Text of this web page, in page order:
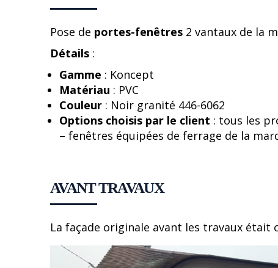
Pose de portes-fenêtres 2 vantaux de la
Détails :
Gamme : Koncept
Matériau : PVC
Couleur : Noir granité 446-6062
Options choisis par le client : tous les
– fenêtres équipées de ferrage de la
AVANT TRAVAUX
La façade originale avant les travaux était